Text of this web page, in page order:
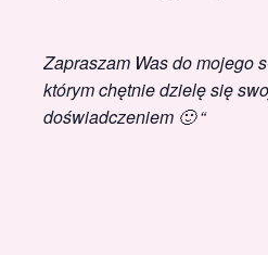
Zapraszam Was do mojego
którym chętnie dzielę się
doświadczeniem 🙂 “